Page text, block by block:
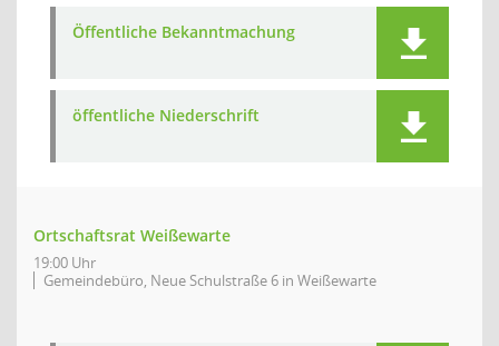
Öffentliche Bekanntmachung
öffentliche Niederschrift
Ortschaftsrat Weißewarte
19:00 Uhr
Gemeindebüro, Neue Schulstraße 6 in Weißewarte